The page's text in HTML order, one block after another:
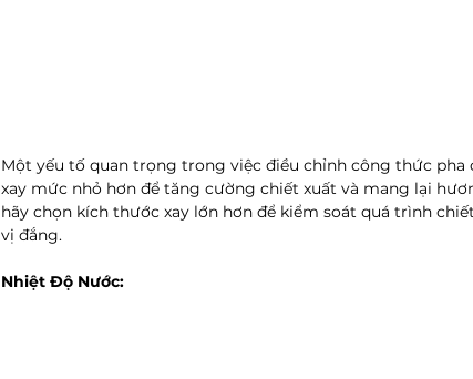
Một yếu tố quan trọng trong việc điều chỉnh công thức pha
xay mức nhỏ hơn để tăng cường chiết xuất và mang lại
hãy chọn kích thước xay lớn hơn để kiểm soát quá trình
vị đắng.
Nhiệt Độ Nước: